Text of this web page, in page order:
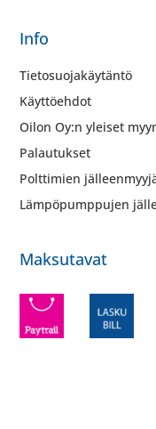
Info
Tietosuojakäytäntö
Käyttöehdot
Oilon Oy:n yleiset
Palautukset
Polttimien
Lämpöpumppujen
Maksutavat